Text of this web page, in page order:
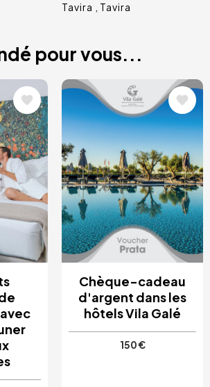
Tavira Tavira
pour vous...
Image
Chèque-cadeau
d'argent dans les
hôtels Vila Galé
150 €